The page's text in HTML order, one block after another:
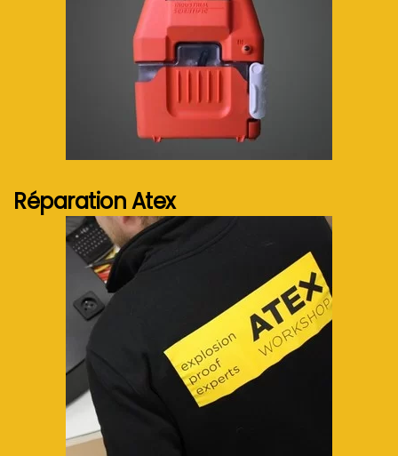
Voir plus...
Réparation Atex